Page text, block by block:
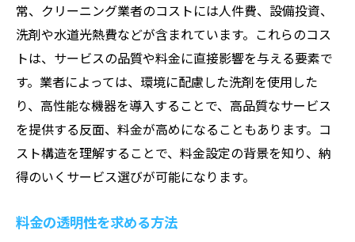
常、クリーニング業者のコストには人件費、設備投資、
洗剤や水道光熱費などが含まれています。これらのコス
トは、サービスの品質や料金に直接影響を与える要素で
す。業者によっては、環境に配慮した洗剤を使用した
り、高性能な機器を導入することで、高品質なサービス
を提供する反面、料金が高めになることもあります。コ
スト構造を理解することで、料金設定の背景を知り、納
得のいくサービス選びが可能になります。
料金の透明性を求める方法